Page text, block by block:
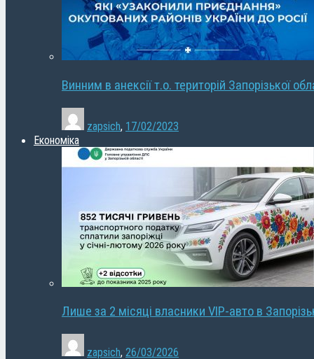
Винним в анексії т.о. територій Запорізької
zapsich, 17/02/2023
Економіка
Лише за 2 місяці власники VIP-авто в
zapsich, 26/03/2026